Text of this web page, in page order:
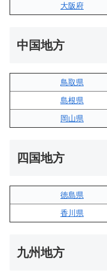
大阪府
中国地方
鳥取県
島根県
岡山県
四国地方
徳島県
香川県
九州地方